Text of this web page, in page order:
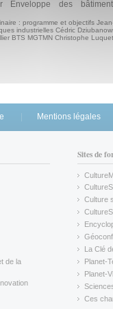
Enveloppe des
: programme et objectifs
industrielles Cédric
BTS MGTMN Christophe
Mentions légales
de la
Sites de
(link is
(link is
Culture
(link is
(link is
(link is
La Clé
(link is
Planet-
(link is
Planet-
(link is
(link is
Ces